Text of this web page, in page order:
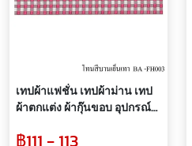
เทปผ้าแฟชั่น เทปผ้าม่าน เทป
ผ้าตกแต่ง ผ้ากุ๊นขอบ อุปกรณ์
฿111 - 113